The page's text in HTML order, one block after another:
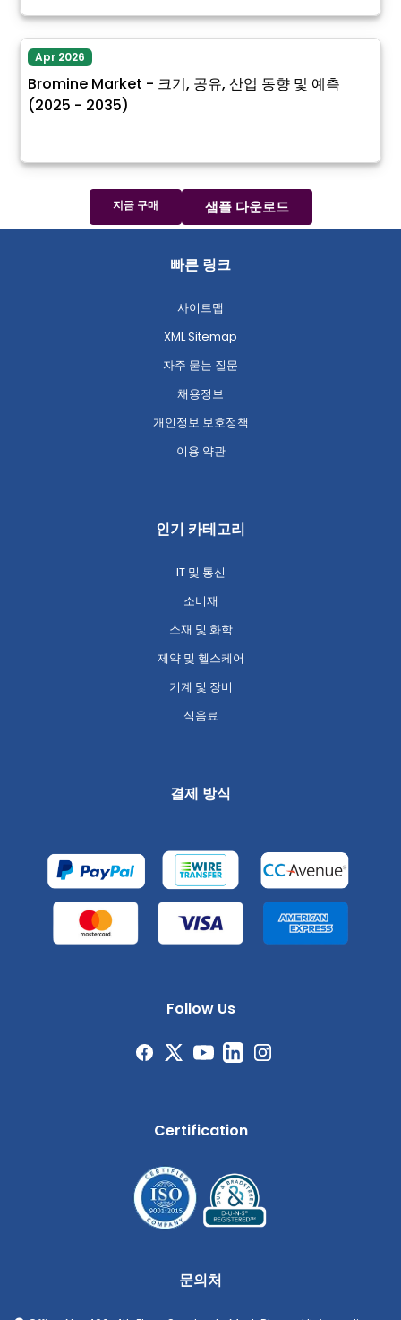
Apr 2026
Bromine Market - 크기, 공유, 산업 동향 및 예측
(2025 - 2035)
지금 구매 샘플 다운로드
빠른 링크
사이트맵
XML Sitemap
자주 묻는 질문
채용정보
개인정보 보호정책
이용 약관
인기 카테고리
IT 및 통신
소비재
소재 및 화학
제약 및 헬스케어
기계 및 장비
식음료
결제 방식
Follow Us
Certification
문의처